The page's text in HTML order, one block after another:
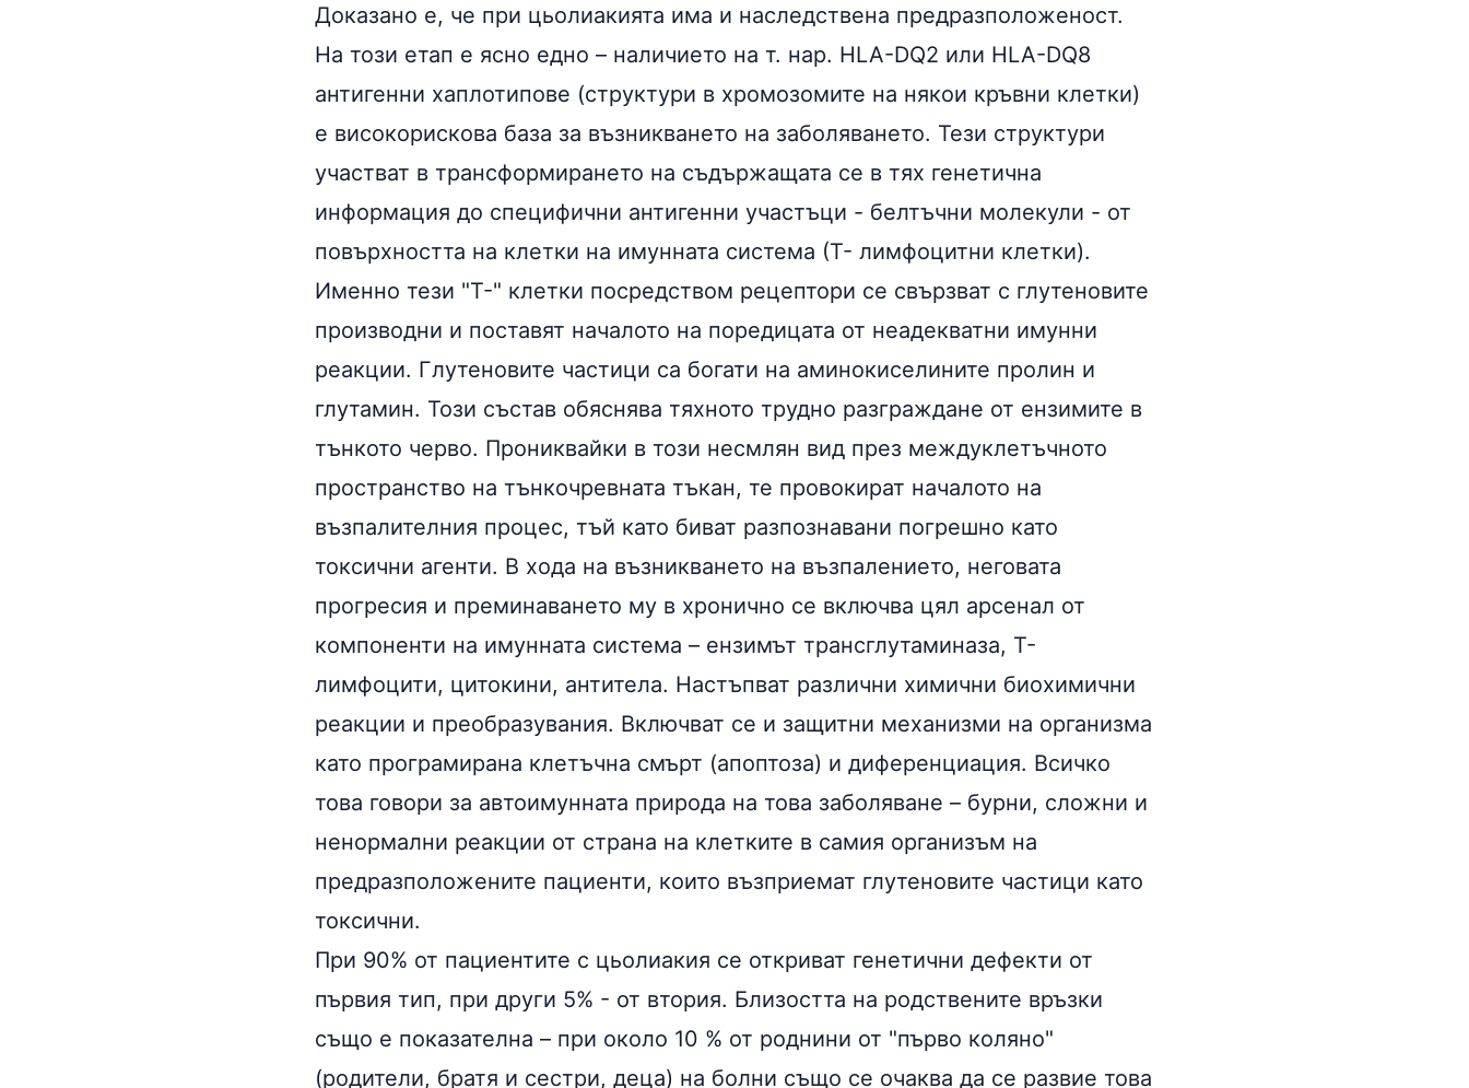
Доказано е, че при цьолиакията има и наследствена предразположеност.
На този етап е ясно едно – наличието на т. нар. HLA-DQ2 или HLA-DQ8
антигенни хаплотипове (структури в хромозомите на някои кръвни клетки)
е високорискова база за възникването на заболяването. Тези структури
участват в трансформирането на съдържащата се в тях генетична
информация до специфични антигенни участъци - белтъчни молекули - от
повърхността на клетки на имунната система (Т- лимфоцитни клетки).
Именно тези "Т-" клетки посредством рецептори се свързват с глутеновите
производни и поставят началото на поредицата от неадекватни имунни
реакции. Глутеновите частици са богати на аминокиселините пролин и
глутамин. Този състав обяснява тяхното трудно разграждане от ензимите в
тънкото черво. Прониквайки в този несмлян вид през междуклетъчното
пространство на тънкочревната тъкан, те провокират началото на
възпалителния процес, тъй като биват разпознавани погрешно като
токсични агенти. В хода на възникването на възпалението, неговата
прогресия и преминаването му в хронично се включва цял арсенал от
компоненти на имунната система – ензимът трансглутаминаза, Т-
лимфоцити, цитокини, антитела. Настъпват различни химични биохимични
реакции и преобразувания. Включват се и защитни механизми на организма
като програмирана клетъчна смърт (апоптоза) и диференциация. Всичко
това говори за автоимунната природа на това заболяване – бурни, сложни и
ненормални реакции от страна на клетките в самия организъм на
предразположените пациенти, които възприемат глутеновите частици като
токсични.
При 90% от пациентите с цьолиакия се откриват генетични дефекти от
първия тип, при други 5% - от втория. Близостта на родствените връзки
също е показателна – при около 10 % от роднини от "първо коляно"
(родители, братя и сестри, деца) на болни също се очаква да се развие това